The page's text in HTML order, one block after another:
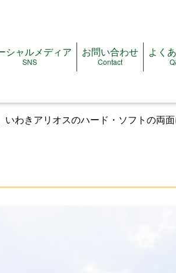
シャルメディア
SNS
お問い合わせ
Contact
よく
わきアリオスのハード・ソフトの両